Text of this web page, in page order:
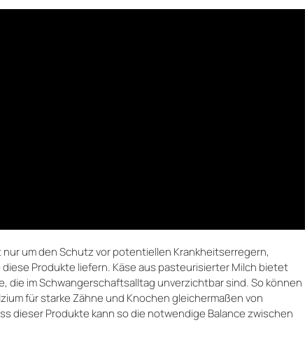
um den Schutz vor potentiellen Krankheitserregern,
Produkte liefern. Käse aus pasteurisierter Milch bietet
die im Schwangerschaftsalltag unverzichtbar sind. So können
für starke Zähne und Knochen gleichermaßen von
dieser Produkte kann so die notwendige Balance zwischen